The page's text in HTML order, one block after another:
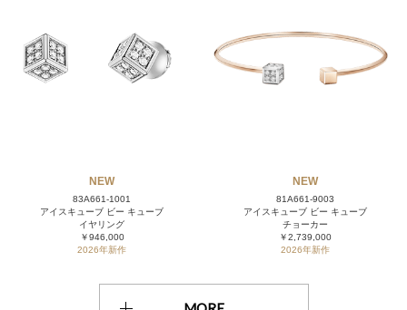
NEW
83A661-1001
アイスキューブ ビー キューブ
イヤリング
￥946,000
2026年新作
NEW
81A661-9003
アイスキューブ ビー キューブ
チョーカー
￥2,739,000
2026年新作